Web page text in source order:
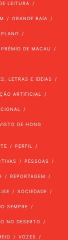
LEITURA
GRANDE BAÍA
DE MACAU
LETRAS E IDEIAS
ARTIFICIAL
DE HONG
PERFIL
PESSOAS
REPORTAGEM
SOCIEDADE
SEMPRE
NO DESERTO
VOZES